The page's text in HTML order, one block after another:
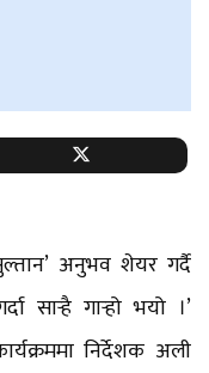
अनुभव शेयर गर्दै
सार्‍है गार्‍हो भयो ।’
निर्देशक अली